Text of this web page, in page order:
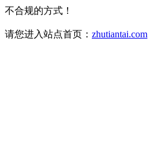
不合规的方式！
请您进入站点首页： zhutiantai.com